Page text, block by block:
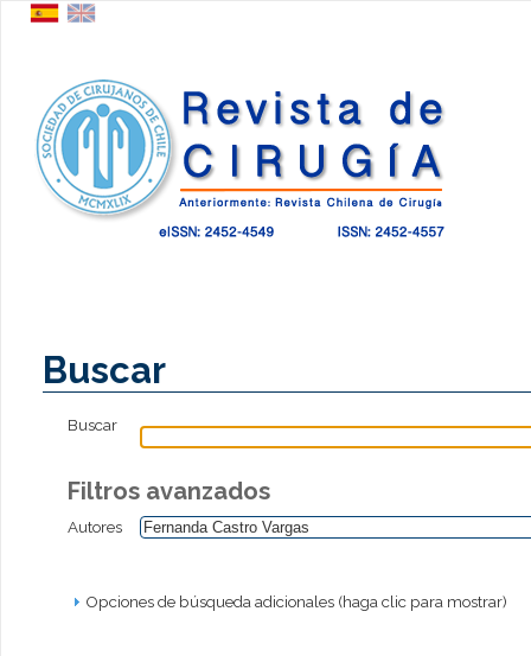
Buscar
Buscar
Filtros avanzados
Autores
Opciones de búsqueda adicionales (haga clic para mostrar)